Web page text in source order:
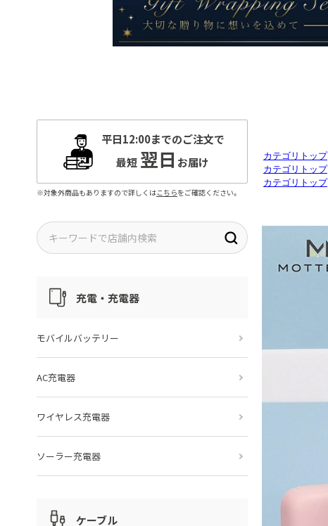
カテゴリトップ
カテゴリトップ
カテゴリトップ